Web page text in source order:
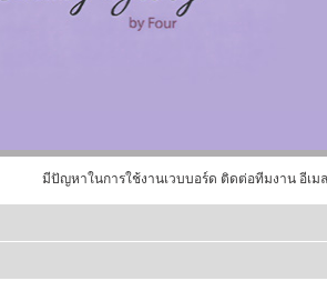
มีปัญหาในการใช้งานเวบบอร์ด ติดต่อทีมงาน อีเม